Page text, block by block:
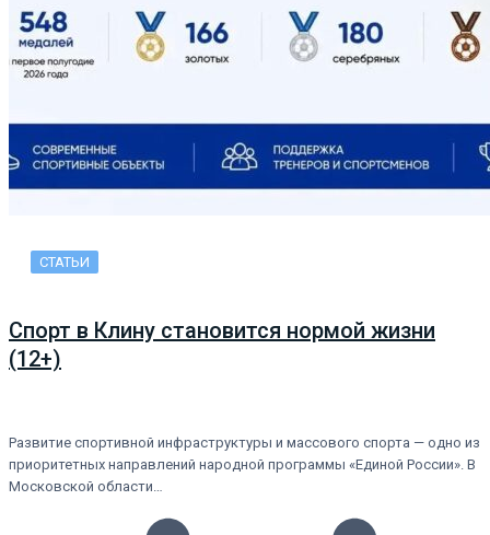
СТАТЬИ
Спорт в Клину становится нормой жизни
(12+)
Развитие спортивной инфраструктуры и массового спорта — одно из
приоритетных направлений народной программы «Единой России». В
Московской области…